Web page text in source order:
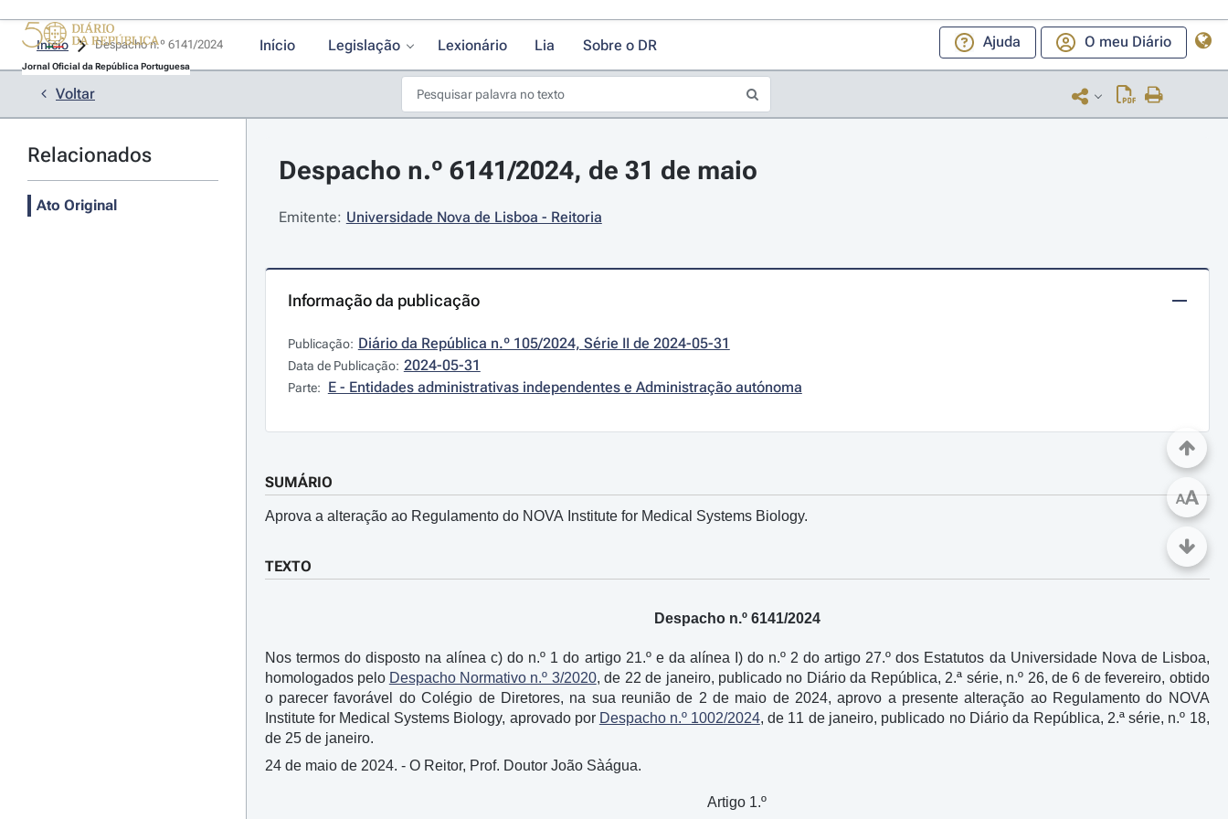
Jornal Oficial da República Portuguesa
Início Legislação Lexionário Lia Sobre o DR Ajuda O meu Diário
Início
Voltar
Relacionados
Ato Original
Despacho n.º 6141/2024, de 31 de maio
Emitente: Universidade Nova de Lisboa - Reitoria
Informação da publicação
Publicação: Diário da República n.º 105/2024, Série II de 2024-05-31
Data de Publicação: 2024-05-31
Parte: E - Entidades administrativas independentes e Administração autónoma
SUMÁRIO
Aprova a alteração ao Regulamento do NOVA Institute for Medical Systems Biology.
TEXTO
Despacho n.º 6141/2024
Nos termos do disposto na alínea c) do n.º 1 do artigo 21.º e da alínea I) do n.º 2 do artigo 27.º dos Estatutos da Universidade Nova de Lisboa,
homologados pelo Despacho Normativo n.º 3/2020, de 22 de janeiro, publicado no Diário da República, 2.ª série, n.º 26, de 6 de fevereiro, obtido
o parecer favorável do Colégio de Diretores, na sua reunião de 2 de maio de 2024, aprovo a presente alteração ao Regulamento do NOVA
Institute for Medical Systems Biology, aprovado por Despacho n.º 1002/2024, de 11 de janeiro, publicado no Diário da República, 2.ª série, n.º 18,
de 25 de janeiro.
24 de maio de 2024. - O Reitor, Prof. Doutor João Sàágua.
Artigo 1.º
AA